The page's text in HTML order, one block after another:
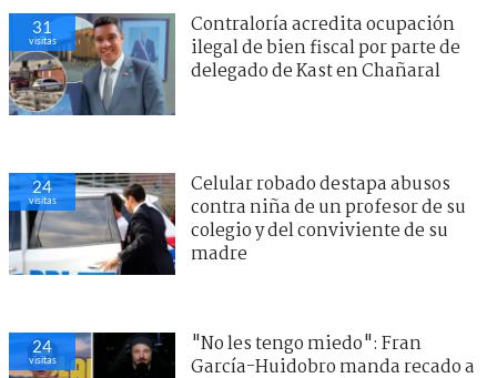
31
visitas
Contraloría acredita ocupación
ilegal de bien fiscal por parte de
delegado de Kast en Chañaral
24
visitas
Celular robado destapa abusos
contra niña de un profesor de su
colegio y del conviviente de su
madre
24
visitas
"No les tengo miedo": Fran
García-Huidobro manda recado a